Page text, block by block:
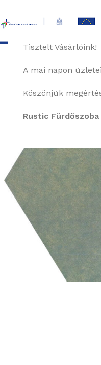
Tisztelt Vásárlóink!
A mai napon
Köszönjük
Rustic Fürdőszoba